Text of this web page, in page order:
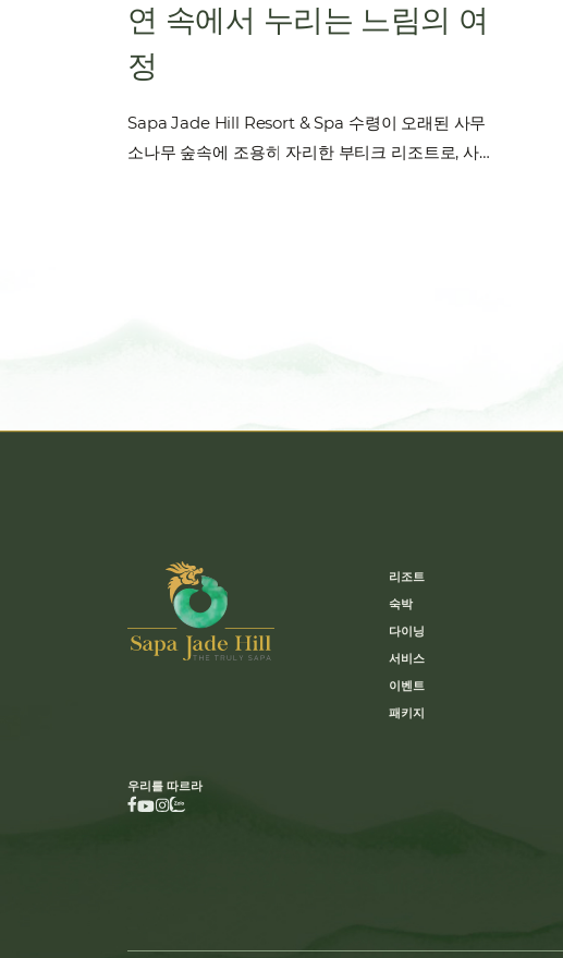
연 속에서 누리는 느림의 여
정
Sapa Jade Hill Resort & Spa 수령이 오래된 사무
소나무 숲속에 조용히 자리한 부티크 리조트로, 사파
우리를 따르라
리조트
숙박
다이닝
서비스
이벤트
패키지